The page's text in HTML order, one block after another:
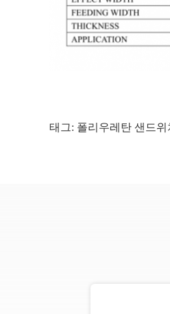
태그: 폴리우레탄 샌드위